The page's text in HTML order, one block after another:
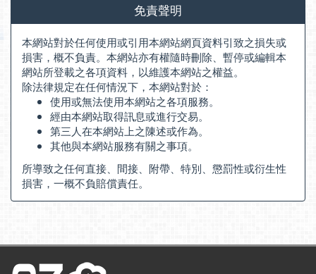
免責聲明
本網站對於任何使用或引用本網站網頁資料引致之損失或
損害，概不負責。本網站亦有權隨時刪除、暫停或編輯本
網站所登載之各項資料，以維護本網站之權益。
除法律規定在任何情況下，本網站對於：
使用或無法使用本網站之各項服務。
經由本網站取得訊息或進行交易。
第三人在本網站上之陳述或作為。
其他與本網站服務有關之事項。
所導致之任何直接、間接、附帶、特別、懲罰性或衍生性
損害，一概不負賠償責任。